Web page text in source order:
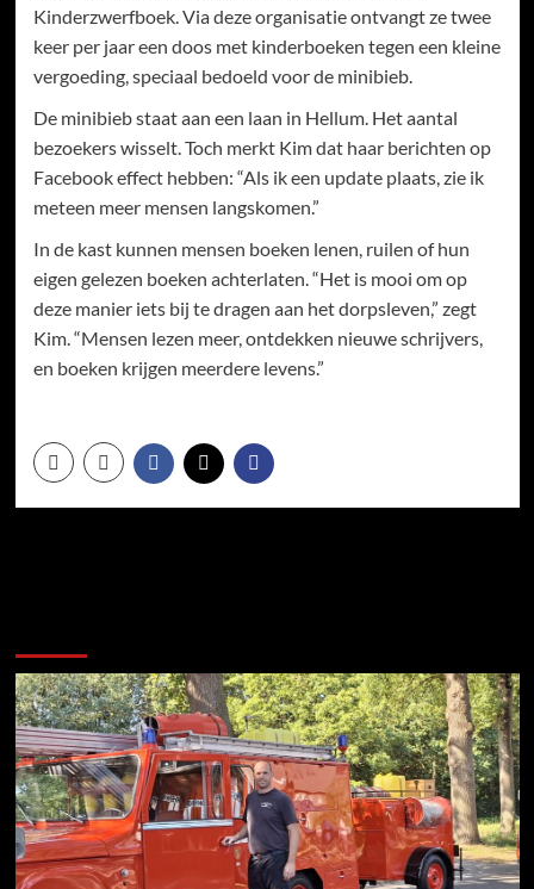
Kinderzwerfboek. Via deze organisatie ontvangt ze twee
keer per jaar een doos met kinderboeken tegen een kleine
vergoeding, speciaal bedoeld voor de minibieb.
De minibieb staat aan een laan in Hellum. Het aantal
bezoekers wisselt. Toch merkt Kim dat haar berichten op
Facebook effect hebben: “Als ik een update plaats, zie ik
meteen meer mensen langskomen.”
In de kast kunnen mensen boeken lenen, ruilen of hun
eigen gelezen boeken achterlaten. “Het is mooi om op
deze manier iets bij te dragen aan het dorpsleven,” zegt
Kim. “Mensen lezen meer, ontdekken nieuwe schrijvers,
en boeken krijgen meerdere levens.”